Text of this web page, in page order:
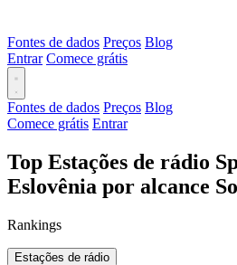
Fontes de dados Preços Blog
Entrar Comece grátis
Fontes de dados Preços Blog
Comece grátis Entrar
Top Estações de rádio
Eslovênia por alcance
Rankings
Estações de rádio